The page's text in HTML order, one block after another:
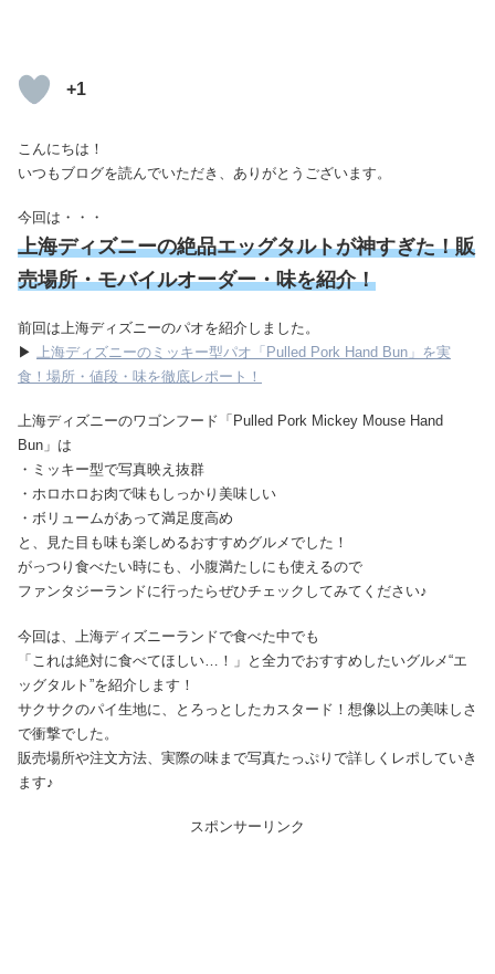
+1
こんにちは！
いつもブログを読んでいただき、ありがとうございます。
今回は・・・
上海ディズニーの絶品エッグタルトが神すぎた！販
売場所・モバイルオーダー・味を紹介！
前回は上海ディズニーのパオを紹介しました。
▶ 上海ディズニーのミッキー型パオ「Pulled Pork Hand Bun」を実
食！場所・値段・味を徹底レポート！
上海ディズニーのワゴンフード「Pulled Pork Mickey Mouse Hand
Bun」は
・ミッキー型で写真映え抜群
・ホロホロお肉で味もしっかり美味しい
・ボリュームがあって満足度高め
と、見た目も味も楽しめるおすすめグルメでした！
がっつり食べたい時にも、小腹満たしにも使えるので
ファンタジーランドに行ったらぜひチェックしてみてください♪
今回は、上海ディズニーランドで食べた中でも
「これは絶対に食べてほしい…！」と全力でおすすめしたいグルメ“エ
ッグタルト”を紹介します！
サクサクのパイ生地に、とろっとしたカスタード！想像以上の美味しさ
で衝撃でした。
販売場所や注文方法、実際の味まで写真たっぷりで詳しくレポしていき
ます♪
スポンサーリンク